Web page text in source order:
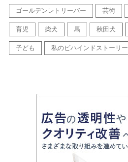
ゴールデンレトリーバー 芸術
育児 柴犬 馬 秋田犬
子ども 私のビハインドストーリー